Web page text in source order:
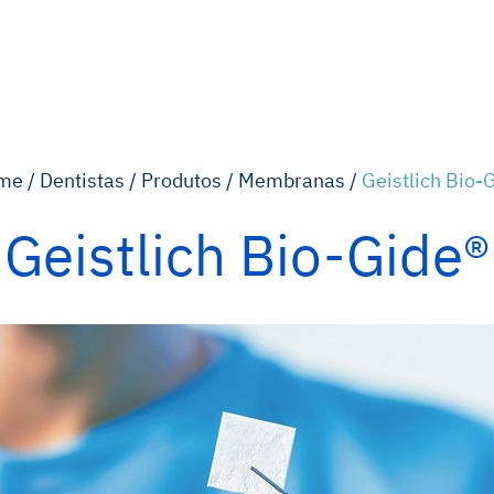
/ Dentistas / Produtos / Membranas / Geistlich Bio-
Geistlich Bio-Gide®